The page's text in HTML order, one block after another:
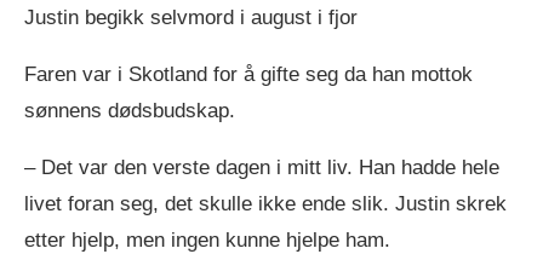
Justin begikk selvmord i august i fjor
Faren var i Skotland for å gifte seg da han mottok
sønnens dødsbudskap.
– Det var den verste dagen i mitt liv. Han hadde hele
livet foran seg, det skulle ikke ende slik. Justin skrek
etter hjelp, men ingen kunne hjelpe ham.